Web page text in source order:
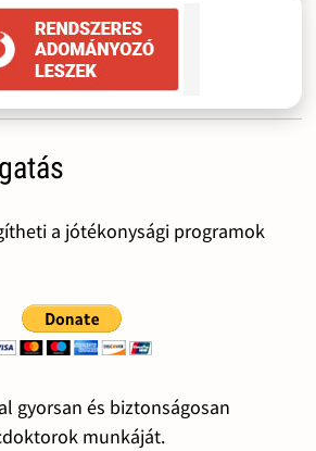
a jótékonysági programok
gyorsan és biztonságosan
munkáját.